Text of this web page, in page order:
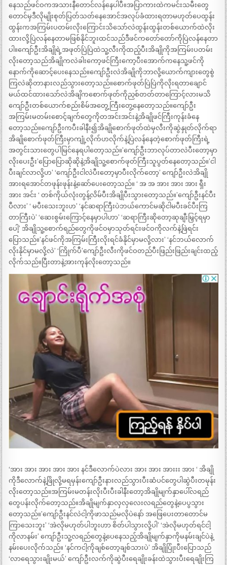
နေသည်ဖင်ဝကအသားနီတောင်လန်နေပါပီ။အပြာကားထဲကမင်းသမီးတွေ
တောင်မှဒီလိုမျိုးစုတ်ပြတ်သတ်နေအောင်အလုပ်ခံထားရတာမဟုတ်ပေထွန်း
ထွန်းကအကြမ်းပတမ်းလိုးကြောင်းသိသော်လဲထွန်းထွန်းတစ်ယောက်ထဲလိုး
ထားလို့ပြဲလန်နေတာမဖြစ်နိုင်ဘူးထင်သည်ဒီဖင်ကတော်တော်ကိုပြဲလန်နေတာ
ပါ။ကျော်ဦးအိချိုရဲ့အဖုတ်ပြဲပြဲထဲသူ့လီးကိုထည့်ပီးအိချိုကိုအကြမ်းပတမ်း
လိုးတော့သည်အိချိုကလဲခါးကော့ဖင်ကြီးကော့ပီးအောက်ကနေသူ့ဖင်ကို
နောက်ကိုဆောင့်ပေးနေသည်။ကျော်ဦးလဲအိချိုကိုဘာလို့ယောက်ကျားတွေစွဲ
ကြလဲဆိုတာနားလည်သွားတော့သည်။စောက်ဖုတ်ပြဲပြဲကိုလိုးရတာချောင်
မယ်ထင်ထားသော်လဲအိချိကစောက်ဖုတ်ကိုညှစ်တတ်တာကြောင့်လားမသိ
ကျော်ဦးတစ်ယောက်စည်းစိမ်အတွေ့ကြီးတွေ့နေတော့သည်။ကျော်ဦး
အကြမ်းမတမ်းစောင့်ချက်တွေကိုတအင်းအင်းနဲ့အိချိုဖင်ကြီးကုန်းခံနေ
တော့သည်။ကျော်ဦးကပီးခါနီး၍အိချိုစောက်ဖုတ်ထဲမှလီးကိုဆွဲနှုတ်လိုက်ရာ
အိချိုစောက်ဖုတ်ကြီးမှာကျုံ့လိုက်ဟလိုက်နဲ့ပြဲလန်နေတဲ့စောက်ဖုတ်ကြီးရဲ့
အတွင်းသားတွေပါမြင်နေရပါတော့သည်။’ကျော်ဦးဘာလုပ်တာလဲပီးတော့မှာ
လိုးပေးဦး’ပြောပြောဆိုဆိုနဲ့အိချိုသူ့စောက်ဖုတ်ကြီးသူပွတ်နေတော့သည်။’ငါ
ပီးချင်လာလို့ဟ’ ‘ကျော်ဦးငါလဲပီးတော့မှာပီးလိုက်တော့’ ကျော်ဦးလဲအိချို
အားရအောင်တဖုန်းဖုန်းနဲ့ဆော်ပေးတော့သည်။ ‘ အ အ အား အား အား ရှီး
အား အင်း ‘ တစ်ကိုယ်လုံးတွန့်လိမ်ပီးအိချိုပီးသွားတော့သည်။’ကျော်ဦးနင်ပီး
ပီလား’ ‘ မပီးသေးဘူးဟ’ ‘နင်ဆရာကြီးပဲဘယ်ကောင်မဆိုငါမပီးခင်ပီးကြ
တာကြီးပဲ’ ‘ဆေးစွမ်းကြောင့်နေမှာပါဟာ’ ‘ဆရာကြီးဆိုတော့ဆုချီးမြှင့်ရမှာ
ပေါ့’ အိချိုသူ့စောက်ရည်တွေကိုဖင်ဝမှာသုတ်ရင်းဖင်ဝကိုလက်နဲ့ဖြဲရင်း
ပြောသည်။’နင်ဖင်ကိုအကြမ်းကြီးလိုးရင်ခံနိုင်မှာမလို့လား’ ‘နင်ဘယ်လောက်
လိုးနိုင်မှာမလို့လဲ’ ‘ကြိုက်ပီ’ကျော်ဦးလီးကိုဖင်ဝတည်ပီးဖြည်းဖြည်းချင်းထည့်
လိုက်သည်။ပြီးတာနဲ့အားကုန်လိုးတော့သည်။
‘အား အား အား အား အား နင်ဒီလောက်ပဲလား အား အား အားးး အား ‘ အိချို
ကိုဒီလောက်နဲ့ဖြိုလို့မရမှန်းကျော်ဦးနားလည်သွားပီးဆံပင်တွေပါဆွဲပီးတမုန်း
လိုးတော့သည်။အကြမ်းမတန်းလိုးပီးပီးခါနီးတော့အိချိုမျက်နှာပေါ်လရည်
တွေပန်းလိုက်တော့သည်။အိချိုမျက်နှာလှလှလေးလရည်တွေနဲ့ပေပွသွား
တော့သည်။’ကျော်ဦးနင်လဲငါ့ကိုဖာသည်မလိုပဲနော် အဖြေပေးတာတောင်မ
ကြာသေးဘူး’ ‘အဲလိုမဟုတ်ပါဘူးဟာ စိတ်ပါသွားလို့ပါ’ ‘အဲလိုမဟုတ်ရင်ငါ့
ကိုလာနမ်း’ ကျော်ဦးသူ့လရည်တွေနဲ့ပေနေသည့်အိချိုမျက်နှာကိုမနမ်းချင်ပဲနဲ့
နမ်းပေးလိုက်သည်။ ‘နင်ကငါ့ကိုချစ်တော့ချစ်သားပဲ’ အိချိုပြုံးပီးပြောသည်
‘လာရေသွားချိုးမယ်’ ကျော်ဦးလက်ကိုဆွဲပီးရေချိုးခန်းထဲသွားပီးရေချိုးကြ